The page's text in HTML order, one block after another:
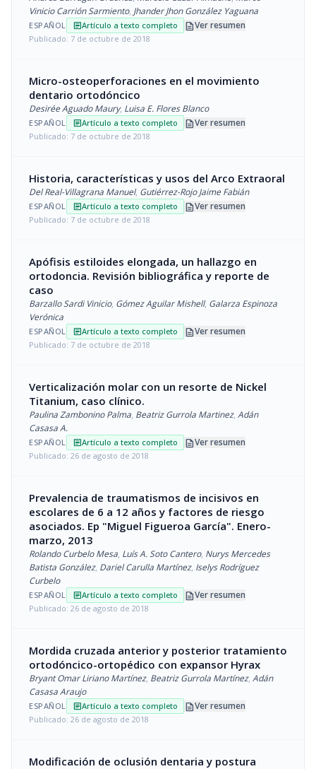
Vinicio Carrión Sarmiento, Jhander Jhon González Yaguana
ESPAÑOL articleArtículo a texto completo descriptionVer resumen
Publicado: 7 de octubre de 2018
Micro-osteoperforaciones en el movimiento
dentario ortodóncico
Desirée Aguado Maury, Luisa E. Flores Blanco
ESPAÑOL articleArtículo a texto completo descriptionVer resumen
Publicado: 7 de octubre de 2018
Historia, características y usos del Arco Extraoral
Del Real-Villagrana Manuel, Gutiérrez-Rojo Jaime Fabián
ESPAÑOL articleArtículo a texto completo descriptionVer resumen
Publicado: 7 de octubre de 2018
Apófisis estiloides elongada, un hallazgo en
ortodoncia. Revisión bibliográfica y reporte de
caso
Barzallo Sardi Vinicio, Gómez Aguilar Mishell, Galarza Espinoza
Verónica
ESPAÑOL articleArtículo a texto completo descriptionVer resumen
Publicado: 7 de octubre de 2018
Verticalización molar con un resorte de Nickel
Titanium, caso clínico.
Paulina Zambonino Palma, Beatriz Gurrola Martinez, Adán
Casasa A.
ESPAÑOL articleArtículo a texto completo descriptionVer resumen
Publicado: 26 de agosto de 2018
Prevalencia de traumatismos de incisivos en
escolares de 6 a 12 años y factores de riesgo
asociados. Ep "Miguel Figueroa García". Enero-
marzo, 2013
Rolando Curbelo Mesa, Luís A. Soto Cantero, Nurys Mercedes
Batista González, Dariel Carulla Martínez, Iselys Rodríguez
Curbelo
ESPAÑOL articleArtículo a texto completo descriptionVer resumen
Publicado: 26 de agosto de 2018
Mordida cruzada anterior y posterior tratamiento
ortodóncico-ortopédico con expansor Hyrax
Bryant Omar Liriano Martínez, Beatriz Gurrola Martínez, Adán
Casasa Araujo
ESPAÑOL articleArtículo a texto completo descriptionVer resumen
Publicado: 26 de agosto de 2018
Modificación de oclusión dentaria y postura